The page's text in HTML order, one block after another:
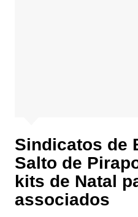
Sindicatos de
Salto de
kits de Natal
associados